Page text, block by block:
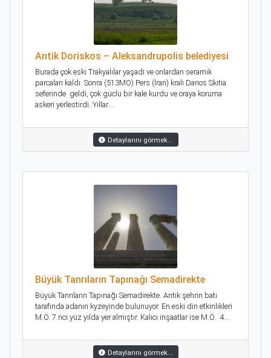
Antik Doriskos – Aleksandrupolis belediyesi
Burada çok eski Trakyalılar yaşadi ve onlardan seramik
parcaları kaldı. Sonra (513MO) Pers (İran) kralı Darios Skitia
seferinde geldi, çok güclü bir kale kurdu ve oraya koruma
askeri yerlestirdi. Yıllar...
Detaylarını görmek...
Büyük Tanrıların Tapınağı Semadirekte
Büyük Tanrıların Tapınağı Semadirekte. Antik şehrin batı
tarafında adanın kyzeyinde bulunuyor. En eski din etkinlikleri
M.Ö. 7.nci yüz yılda yer almıştır. Kalıcı inşaatlar ise M.Ö. 4...
Detaylarını görmek...